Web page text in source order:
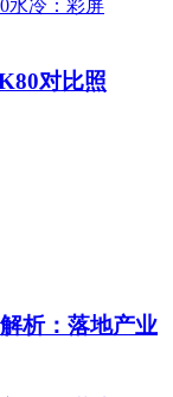
对比照
析：落地产业